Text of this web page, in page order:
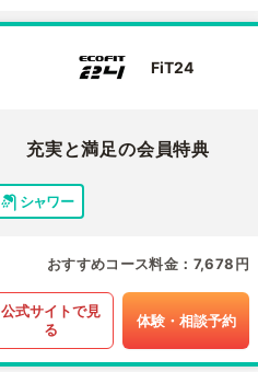
FiT24
充実と満足の会員特典
シャワー
おすすめコース料金 7,678円
公式サイトで見
る
体験・相談予約